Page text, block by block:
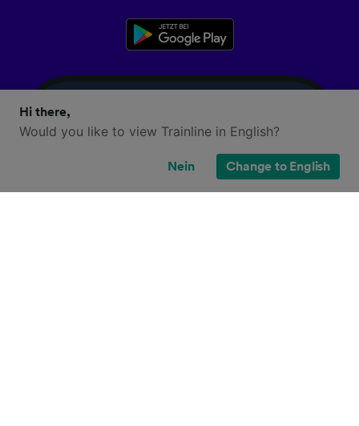
Hi there,
Would you like to view Trainline in English?
Nein Change to English